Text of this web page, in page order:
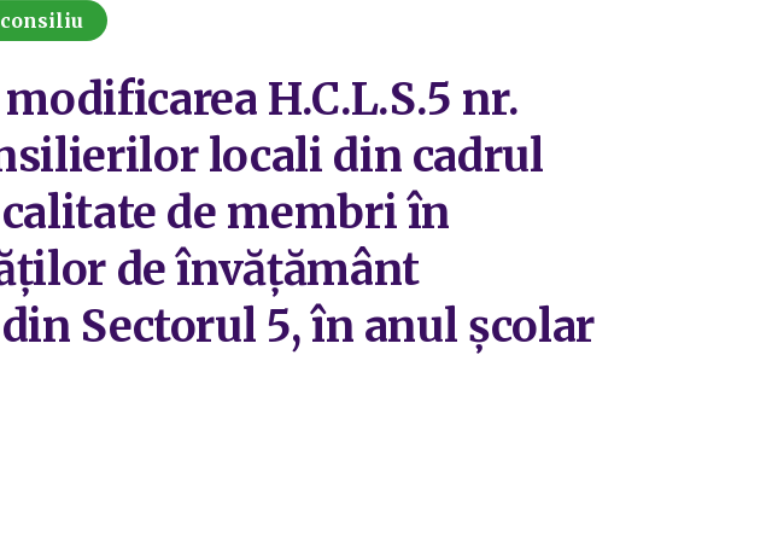
consiliu
H.C.L.S.5 nr.
locali din cadrul
de membri în
de învățământ
Sectorul 5, în anul școlar